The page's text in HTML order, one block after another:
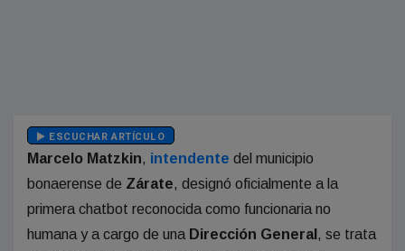
ESCUCHAR ARTÍCULO
Marcelo Matzkin, intendente del municipio
bonaerense de Zárate, designó oficialmente a la
primera chatbot reconocida como funcionaria no
humana y a cargo de una Dirección General , se trata